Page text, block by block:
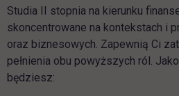
Studia II stopnia na kierunku
skoncentrowane na kontekstach i
oraz biznesowych. Zapewnią Ci
pełnienia obu powyższych ról.
będziesz: